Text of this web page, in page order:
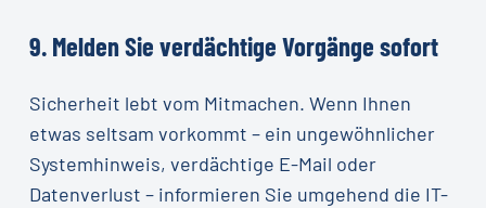
9. MeldenSie verdächtige Vorgänge sofort
Sicherheit lebt vom Mitmachen. Wenn Ihnen
etwas seltsam vorkommt – ein ungewöhnlicher
Systemhinweis, verdächtige E-Mail oder
Datenverlust – informieren Sie umgehend die IT-